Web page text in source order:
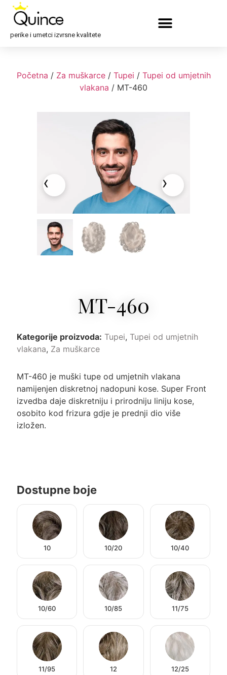
perike i umetci izvrsne kvalitete
Početna / Za muškarce/ Tupei / Tupei od umjetnih
vlakana / MT-460
MT-460
Kategorije proizvoda: Tupei, Tupei od umjetnih
vlakana, Za muškarce
MT-460 je muški tupe od umjetnih vlakana
namijenjen diskretnoj nadopuni kose. Super Front
izvedba daje diskretniju i prirodniju liniju kose,
osobito kod frizura gdje je prednji dio više
izložen.
Dostupne boje
10 10/20 10/40
10/60 10/85 11/75
11/95 12 12/25